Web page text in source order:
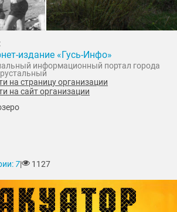
издание «Гусь-Инфо»
информационный портал города
на страницу организации
на сайт организации
7| 1127